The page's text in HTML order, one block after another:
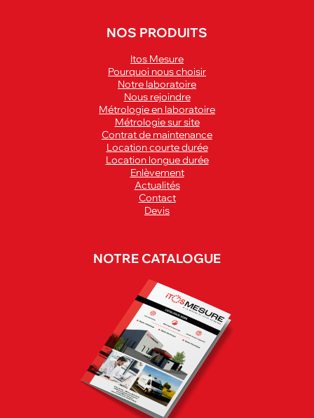
NOS PRODUITS
Itos Mesure
Pourquoi nous choisir
Notre laboratoire
Nous rejoindre
Métrologie en laboratoire
Métrologie sur site
Contrat de maintenance
Location courte durée
Location longue durée
Enlèvement
Actualités
Contact
Devis
NOTRE CATALOGUE